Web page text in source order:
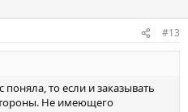
свойства, полученные до того,
Только кузнеца надо искать
прочим подобным Силам, чтоб
говноподключек. Если кузнец
итог это будет не арт, а
и за которую
#13
то если и заказывать
Не имеющего